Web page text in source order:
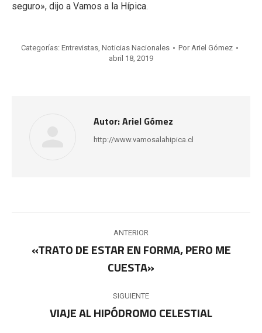
seguro», dijo a Vamos a la Hípica.
Categorías: Entrevistas, Noticias Nacionales PorAriel Gómez
abril 18, 2019
Autor:Ariel Gómez
http://www.vamosalahipica.cl
entre
publicaciones
ANTERIOR
anterior:
«TRATO DE ESTAR EN FORMA, PERO ME
CUESTA»
SIGUIENTE
Publicación
VIAJE AL HIPÓDROMO CELESTIAL